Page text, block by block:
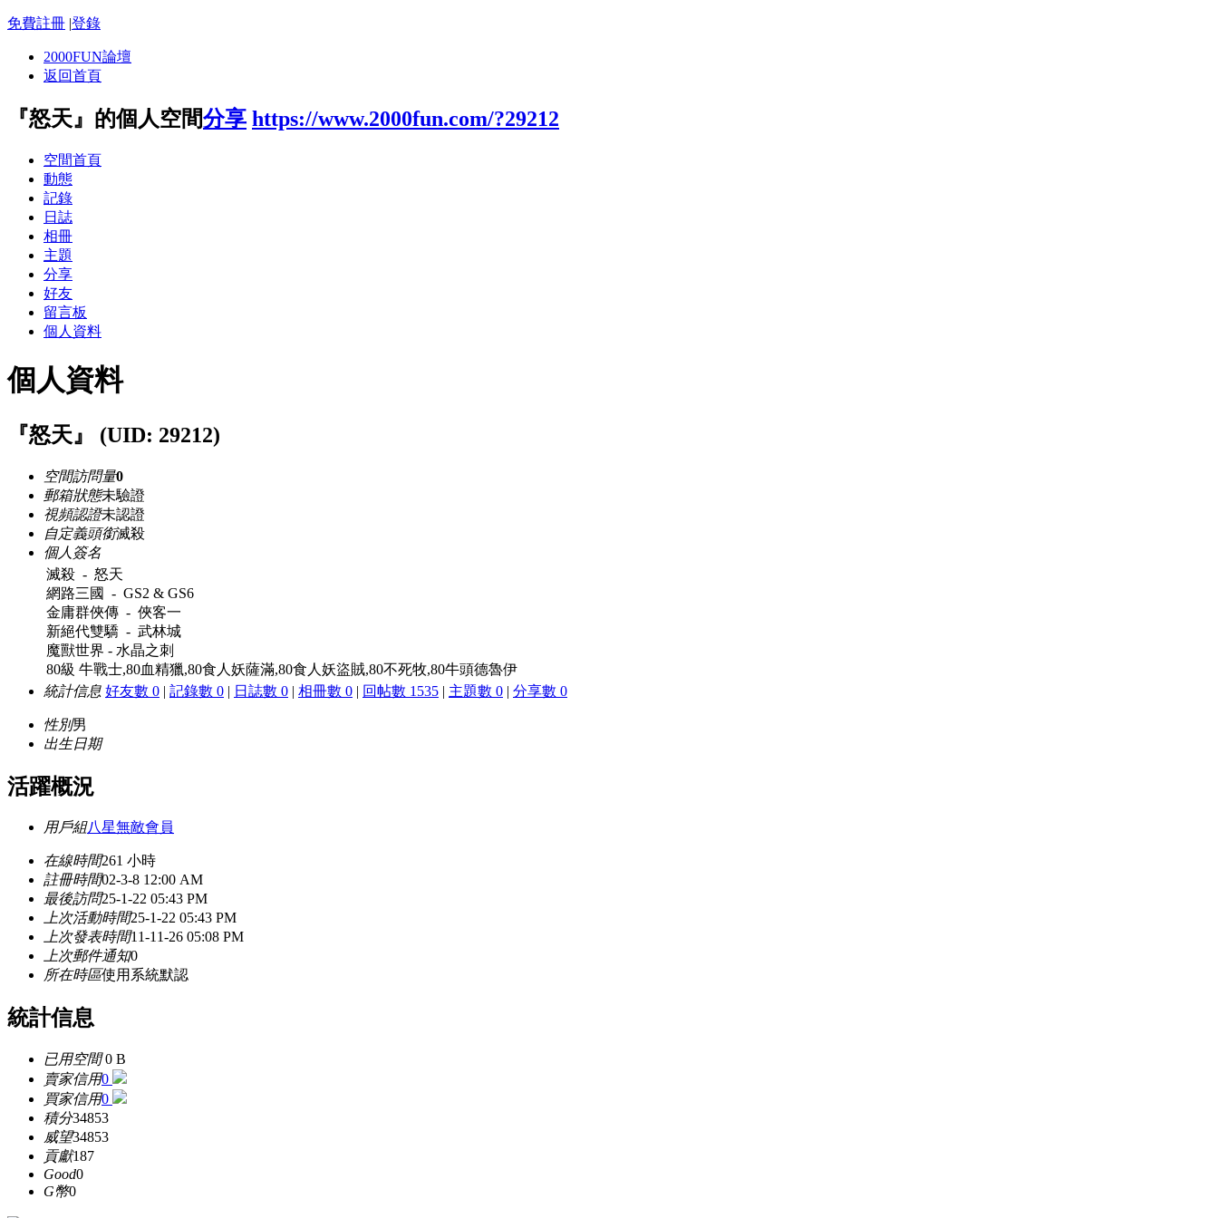
免費註冊 |登錄
2000FUN論壇
返回首頁
『怒天』的個人空間分享 https://www.2000fun.com/?29212
空間首頁
動態
記錄
日誌
相冊
主題
分享
好友
留言板
個人資料
個人資料
『怒天』 (UID: 29212)
空間訪問量0
郵箱狀態未驗證
視頻認證未認證
自定義頭銜滅殺
個人簽名
滅殺 - 怒天
網路三國 - GS2 & GS6
金庸群俠傳 - 俠客一
新絕代雙驕 - 武林城
魔獸世界 - 水晶之刺
80級 牛戰士,80血精獵,80食人妖薩滿,80食人妖盜賊,80不死牧,80牛頭德魯伊
統計信息 好友數 0 | 記錄數 0 | 日誌數 0 | 相冊數 0 | 回帖數 1535 | 主題數 0 | 分享數 0
性別男
出生日期
活躍概況
用戶組八星無敵會員
在線時間261 小時
註冊時間02-3-8 12:00 AM
最後訪問25-1-22 05:43 PM
上次活動時間25-1-22 05:43 PM
上次發表時間11-11-26 05:08 PM
上次郵件通知0
所在時區使用系統默認
統計信息
已用空間0 B
賣家信用0
買家信用0
積分34853
威望34853
貢獻187
Good0
G幣0